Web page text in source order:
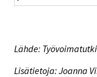
Lähde:
Lisätietoja: Joanna